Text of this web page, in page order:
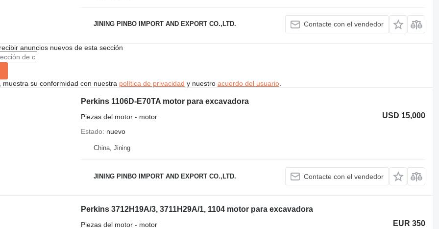
JINING PINBO IMPORT AND EXPORT CO.,LTD. Contacte con el vendedor
anuncios nuevos de esta sección
muestra su conformidad con nuestra política de privacidad y nuestro acuerdo del usuario.
Perkins 1106D-E70TA motor para excavadora
USD 15,000
Piezas del motor - motor
Estado
nuevo
China, Jining
JINING PINBO IMPORT AND EXPORT CO.,LTD. Contacte con el vendedor
Perkins 3712H19A/3, 3711H29A/1, 1104 motor para excavadora
EUR 350
Piezas del motor - motor